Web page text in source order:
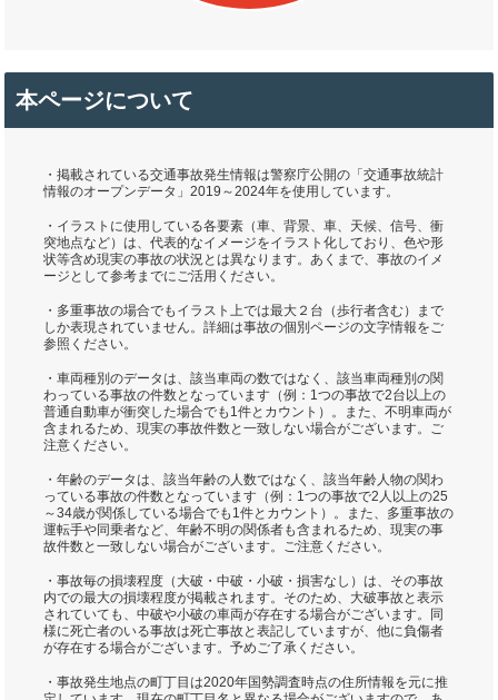
本ページについて
・掲載されている交通事故発生情報は警察庁公開の「交通事故統計
情報のオープンデータ」2019～2024年を使用しています。
・イラストに使用している各要素（車、背景、車、天候、信号、衝
突地点など）は、代表的なイメージをイラスト化しており、色や形
状等含め現実の事故の状況とは異なります。あくまで、事故のイメ
ージとして参考までにご活用ください。
・多重事故の場合でもイラスト上では最大２台（歩行者含む）まで
しか表現されていません。詳細は事故の個別ページの文字情報をご
参照ください。
・車両種別のデータは、該当車両の数ではなく、該当車両種別の関
わっている事故の件数となっています（例：1つの事故で2台以上の
普通自動車が衝突した場合でも1件とカウント）。また、不明車両が
含まれるため、現実の事故件数と一致しない場合がございます。ご
注意ください。
・年齢のデータは、該当年齢の人数ではなく、該当年齢人物の関わ
っている事故の件数となっています（例：1つの事故で2人以上の25
～34歳が関係している場合でも1件とカウント）。また、多重事故の
運転手や同乗者など、年齢不明の関係者も含まれるため、現実の事
故件数と一致しない場合がございます。ご注意ください。
・事故毎の損壊程度（大破・中破・小破・損害なし）は、その事故
内での最大の損壊程度が掲載されます。そのため、大破事故と表示
されていても、中破や小破の車両が存在する場合がございます。同
様に死亡者のいる事故は死亡事故と表記していますが、他に負傷者
が存在する場合がございます。予めご了承ください。
・事故発生地点の町丁目は2020年国勢調査時点の住所情報を元に推